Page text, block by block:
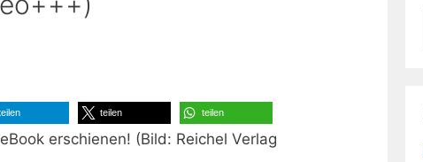
teilen teilen